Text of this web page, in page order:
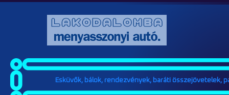
Esküvők, bálok, rendezvények, baráti összejövetelek,